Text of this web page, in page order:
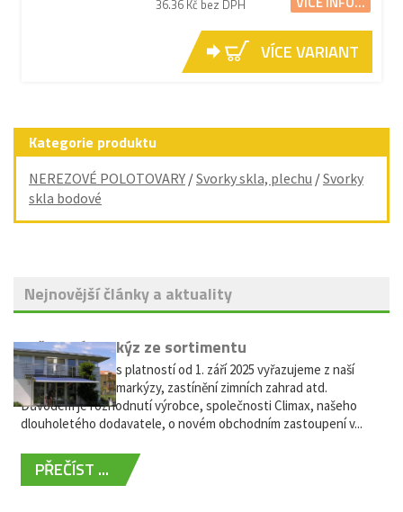
36.36 Kč bez DPH
VÍCE VARIANT
Kategorie produktu
NEREZOVÉ POLOTOVARY /Svorky skla, plechu /Svorky
skla bodové
Nejnovější články a aktuality
Vyřazení markýz ze sortimentu
Vážení zákazníci, s platností od 1. září 2025 vyřazujeme z naší
nabídky výsuvné markýzy, zastínění zimních zahrad atd.
Důvodem je rozhodnutí výrobce, společnosti Climax, našeho
dlouholetého dodavatele, o novém obchodním zastoupení v...
PŘEČÍST ...